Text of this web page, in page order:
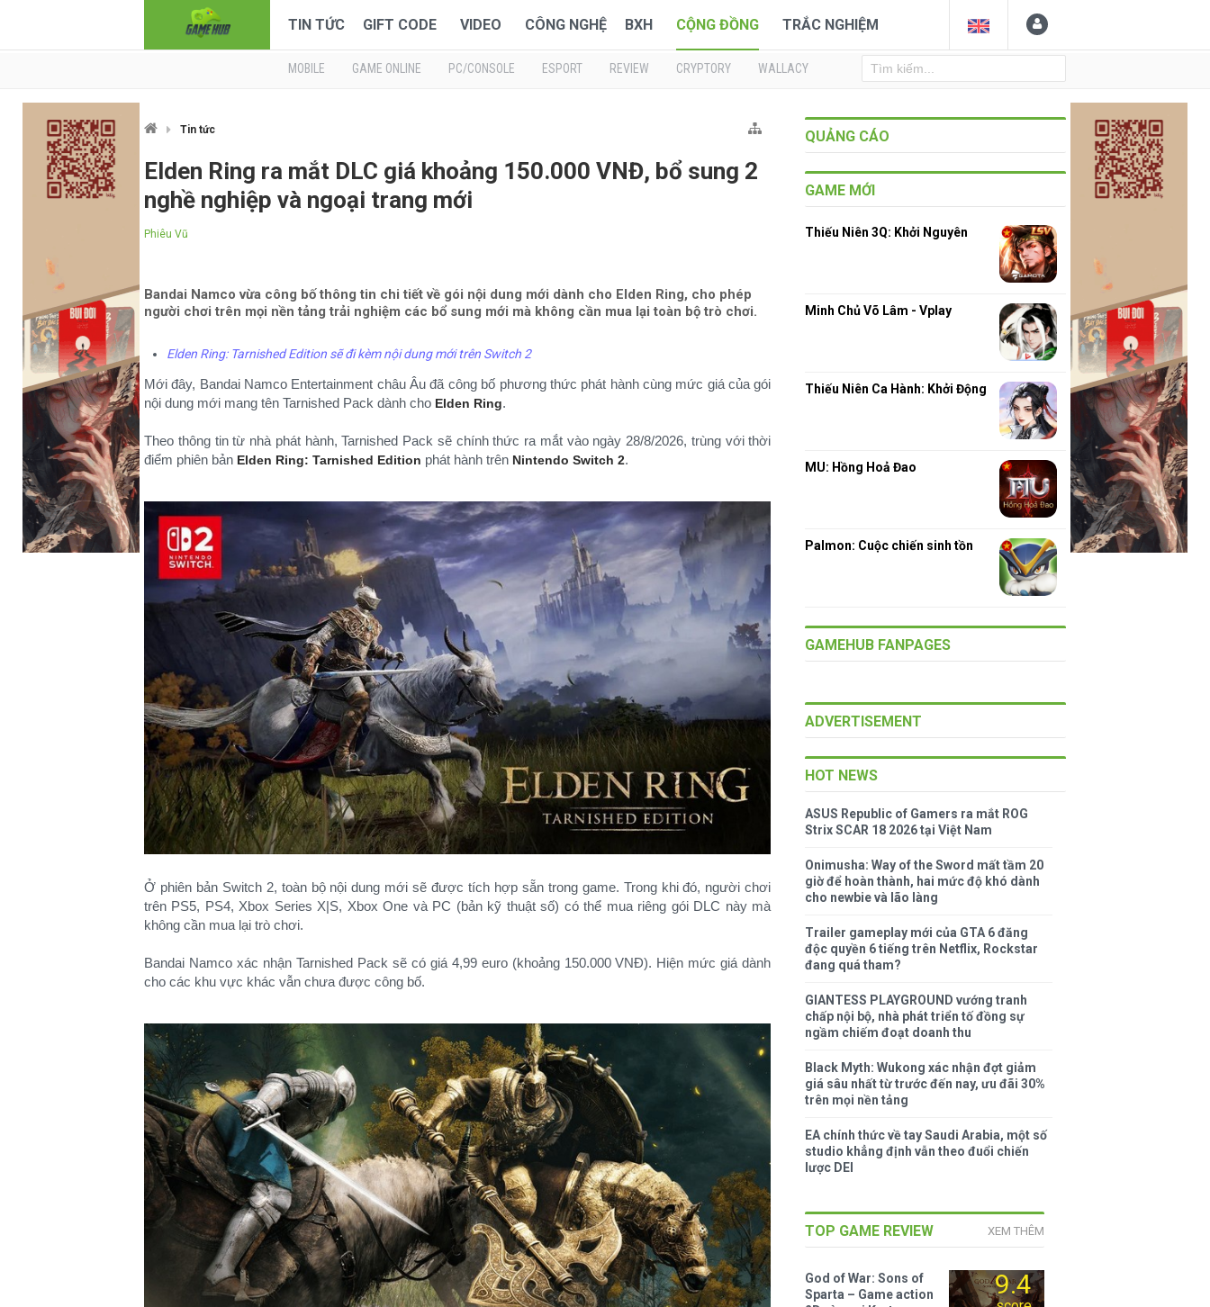
TIN TỨC GIFT CODE VIDEO CÔNG NGHỆ BXH CỘNG ĐỒNG TRẮC NGHIỆM
MOBILE GAME ONLINE PC/CONSOLE ESPORT REVIEW CRYPTORY WALLACY
Tin tức
Elden Ring ra mắt DLC giá khoảng 150.000 VNĐ, bổ sung 2
nghề nghiệp và ngoại trang mới
Phiêu Vũ
Bandai Namco vừa công bố thông tin chi tiết về gói nội dung mới dành cho Elden Ring, cho phép
người chơi trên mọi nền tảng trải nghiệm các bổ sung mới mà không cần mua lại toàn bộ trò chơi.
Elden Ring: Tarnished Edition sẽ đi kèm nội dung mới trên Switch 2
Mới đây, Bandai Namco Entertainment châu Âu đã công bố phương thức phát hành cùng mức giá của gói
nội dung mới mang tên Tarnished Pack dành cho Elden Ring.
Theo thông tin từ nhà phát hành, Tarnished Pack sẽ chính thức ra mắt vào ngày 28/8/2026, trùng với thời
điểm phiên bản Elden Ring: Tarnished Edition phát hành trên Nintendo Switch 2.
Ở phiên bản Switch 2, toàn bộ nội dung mới sẽ được tích hợp sẵn trong game. Trong khi đó, người chơi
trên PS5, PS4, Xbox Series X|S, Xbox One và PC (bản kỹ thuật số) có thể mua riêng gói DLC này mà
không cần mua lại trò chơi.
Bandai Namco xác nhận Tarnished Pack sẽ có giá 4,99 euro (khoảng 150.000 VNĐ). Hiện mức giá dành
cho các khu vực khác vẫn chưa được công bố.
QUẢNG CÁO
GAME MỚI
Thiếu Niên 3Q: Khởi Nguyên
Minh Chủ Võ Lâm - Vplay
Thiếu Niên Ca Hành: Khởi Động
MU: Hồng Hoả Đao
Palmon: Cuộc chiến sinh tồn
GAMEHUB FANPAGES
ADVERTISEMENT
HOT NEWS
ASUS Republic of Gamers ra mắt ROG
Strix SCAR 18 2026 tại Việt Nam
Onimusha: Way of the Sword mất tầm 20
giờ để hoàn thành, hai mức độ khó dành
cho newbie và lão làng
Trailer gameplay mới của GTA 6 đăng
độc quyền 6 tiếng trên Netflix, Rockstar
đang quá tham?
GIANTESS PLAYGROUND vướng tranh
chấp nội bộ, nhà phát triển tố đồng sự
ngầm chiếm đoạt doanh thu
Black Myth: Wukong xác nhận đợt giảm
giá sâu nhất từ trước đến nay, ưu đãi 30%
trên mọi nền tảng
EA chính thức về tay Saudi Arabia, một số
studio khẳng định vẫn theo đuổi chiến
lược DEI
TOP GAME REVIEW XEM THÊM
9.4
God of War: Sons of
Sparta – Game action